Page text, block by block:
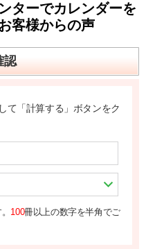
ターでカレンダーを
客様からの声
認
て「計算する」ボタンをク
100冊以上の数字を半角でご